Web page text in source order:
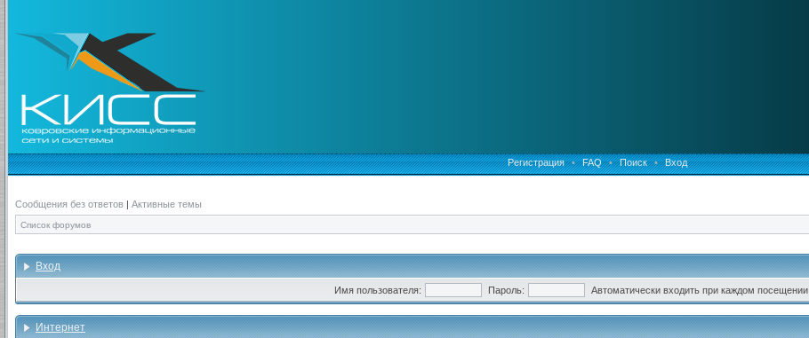
Регистрация • FAQ • Поиск • Вход
Сообщения без ответов | Активные темы
Список форумов
Вход
Имя пользователя: Пароль: Автоматически входить при каждом посещении
Интернет